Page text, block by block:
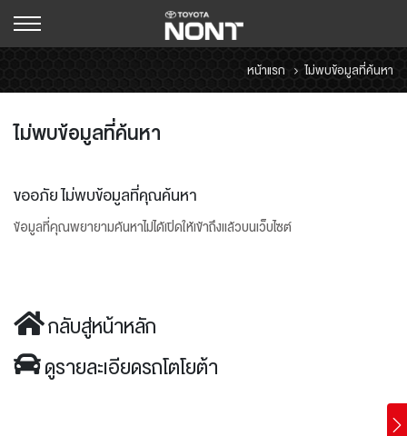
หน้าแรก ไม่พบข้อมูลที่ค้นหา
ไม่พบข้อมูลที่ค้นหา
ขออภัย ไม่พบข้อมูลที่คุณค้นหา
ข้อมูลที่คุณพยายามค้นหาไม่ได้เปิดให้เข้าถึงแล้วบนเว็บไซต์
กลับสู่หน้าหลัก
ดูรายละเอียดรถโตโยต้า